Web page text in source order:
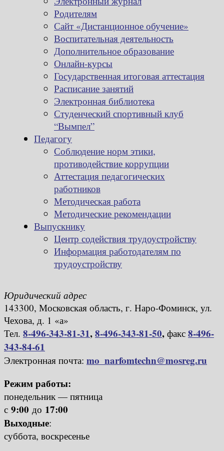
Родителям
Сайт «Дистанционное обучение»
Воспитательная деятельность
Дополнительное образование
Онлайн-курсы
Государственная итоговая аттестация
Расписание занятий
Электронная библиотека
Студенческий спортивный клуб
“Вымпел”
Педагогу
Соблюдение норм этики,
противодействие коррупции
Аттестация педагогических
работников
Методическая работа
Методические рекомендации
Выпускнику
Центр содействия трудоустройству
Информация работодателям по
трудоустройству
Юридический адрес
143300, Московская область, г. Наро-Фоминск, ул.
Чехова, д. 1 «а»
Тел. 8-496-343-81-31,8-496-343-81-50, факс 8-496-
343-84-61
Электронная почта: mo_narfomtechn@mosreg.ru
Режим работы:
понедельник — пятница
с 9:00 до 17:00
Выходные:
суббота, воскресенье